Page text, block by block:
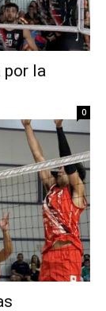
por la
0